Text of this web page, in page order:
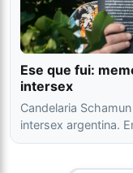
Ese que fui:
intersex
Candelaria
intersex argentina.